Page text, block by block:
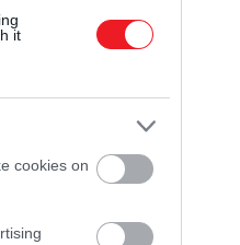
it
cookies on
menüpont a Puerto
és yuca tölteléket
csomagolják, és